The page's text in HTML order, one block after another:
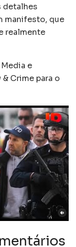
detalhes
manifesto, que
realmente
e
Crime para o